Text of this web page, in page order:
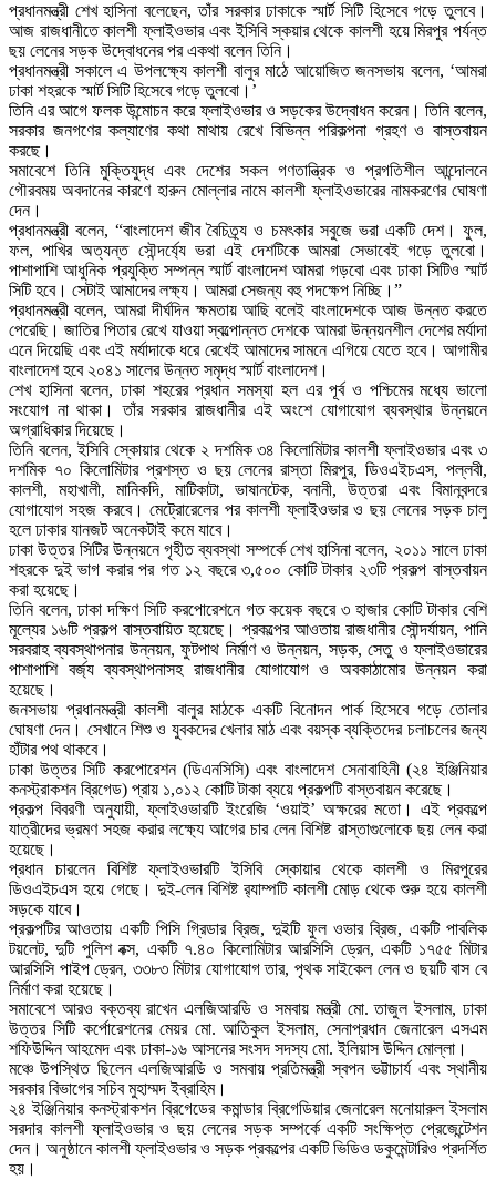
প্রধানমন্ত্রী শেখ হাসিনা বলেছেন, তাঁর সরকার ঢাকাকে স্মার্ট সিটি হিসেবে গড়ে তুলবে।
আজ রাজধানীতে কালশী ফ্লাইওভার এবং ইসিবি স্কয়ার থেকে কালশী হয়ে মিরপুর পর্যন্ত
ছয় লেনের সড়ক উদ্বোধনের পর একথা বলেন তিনি।
প্রধানমন্ত্রী সকালে এ উপলক্ষ্যে কালশী বালুর মাঠে আয়োজিত জনসভায় বলেন, ‘আমরা
ঢাকা শহরকে স্মার্ট সিটি হিসেবে গড়ে তুলবো।’
তিনি এর আগে ফলক উন্মোচন করে ফ্লাইওভার ও সড়কের উদ্বোধন করেন। তিনি বলেন,
সরকার জনগণের কল্যাণের কথা মাথায় রেখে বিভিন্ন পরিকল্পনা গ্রহণ ও বাস্তবায়ন
করছে।
সমাবেশে তিনি মুক্তিযুদ্ধ এবং দেশের সকল গণতান্ত্রিক ও প্রগতিশীল আন্দোলনে
গৌরবময় অবদানের কারণে হারুন মোল্লার নামে কালশী ফ্লাইওভারের নামকরণের ঘোষণা
দেন।
প্রধানমন্ত্রী বলেন, “বাংলাদেশ জীব বৈচিত্র্য ও চমৎকার সবুজে ভরা একটি দেশ। ফুল,
ফল, পাখির অত্যন্ত সৌন্দর্য্যে ভরা এই দেশটিকে আমরা সেভাবেই গড়ে তুলবো।
পাশাপাশি আধুনিক প্রযুক্তি সম্পন্ন স্মার্ট বাংলাদেশ আমরা গড়বো এবং ঢাকা সিটিও স্মার্ট
সিটি হবে। সেটাই আমাদের লক্ষ্য। আমরা সেজন্য বহু পদক্ষেপ নিচ্ছি।”
প্রধানমন্ত্রী বলেন, আমরা দীর্ঘদিন ক্ষমতায় আছি বলেই বাংলাদেশকে আজ উন্নত করতে
পেরেছি। জাতির পিতার রেখে যাওয়া স্বল্পোন্নত দেশকে আমরা উন্নয়নশীল দেশের মর্যাদা
এনে দিয়েছি এবং এই মর্যাদাকে ধরে রেখেই আমাদের সামনে এগিয়ে যেতে হবে। আগামীর
বাংলাদেশ হবে ২০৪১ সালের উন্নত সমৃদ্ধ স্মার্ট বাংলাদেশ।
শেখ হাসিনা বলেন, ঢাকা শহরের প্রধান সমস্যা হল এর পূর্ব ও পশ্চিমের মধ্যে ভালো
সংযোগ না থাকা। তাঁর সরকার রাজধানীর এই অংশে যোগাযোগ ব্যবস্থার উন্নয়নে
অগ্রাধিকার দিয়েছে।
তিনি বলেন, ইসিবি স্কোয়ার থেকে ২ দশমিক ৩৪ কিলোমিটার কালশী ফ্লাইওভার এবং ৩
দশমিক ৭০ কিলোমিটার প্রশস্ত ও ছয় লেনের রাস্তা মিরপুর, ডিওএইচএস, পল্লবী,
কালশী, মহাখালী, মানিকদি, মাটিকাটা, ভাষানটেক, বনানী, উত্তরা এবং বিমানবন্দরে
যোগাযোগ সহজ করবে। মেট্রোরেলের পর কালশী ফ্লাইওভার ও ছয় লেনের সড়ক চালু
হলে ঢাকার যানজট অনেকটাই কমে যাবে।
ঢাকা উত্তর সিটির উন্নয়নে গৃহীত ব্যবস্থা সম্পর্কে শেখ হাসিনা বলেন, ২০১১ সালে ঢাকা
শহরকে দুই ভাগ করার পর গত ১২ বছরে ৩,৫০০ কোটি টাকার ২৩টি প্রকল্প বাস্তবায়ন
করা হয়েছে।
তিনি বলেন, ঢাকা দক্ষিণ সিটি করপোরেশনে গত কয়েক বছরে ৩ হাজার কোটি টাকার বেশি
মূল্যের ১৬টি প্রকল্প বাস্তবায়িত হয়েছে। প্রকল্পের আওতায় রাজধানীর সৌন্দর্যায়ন, পানি
সরবরাহ ব্যবস্থাপনার উন্নয়ন, ফুটপাথ নির্মাণ ও উন্নয়ন, সড়ক, সেতু ও ফ্লাইওভারের
পাশাপাশি বর্জ্য ব্যবস্থাপনাসহ রাজধানীর যোগাযোগ ও অবকাঠামোর উন্নয়ন করা
হয়েছে।
জনসভায় প্রধানমন্ত্রী কালশী বালুর মাঠকে একটি বিনোদন পার্ক হিসেবে গড়ে তোলার
ঘোষণা দেন। সেখানে শিশু ও যুবকদের খেলার মাঠ এবং বয়স্ক ব্যক্তিদের চলাচলের জন্য
হাঁটার পথ থাকবে।
ঢাকা উত্তর সিটি করপোরেশন (ডিএনসিসি) এবং বাংলাদেশ সেনাবাহিনী (২৪ ইঞ্জিনিয়ার
কনস্ট্রাকশন ব্রিগেড) প্রায় ১,০১২ কোটি টাকা ব্যয়ে প্রকল্পটি বাস্তবায়ন করেছে।
প্রকল্প বিবরণী অনুযায়ী, ফ্লাইওভারটি ইংরেজি ‘ওয়াই’ অক্ষরের মতো। এই প্রকল্পে
যাত্রীদের ভ্রমণ সহজ করার লক্ষ্যে আগের চার লেন বিশিষ্ট রাস্তাগুলোকে ছয় লেন করা
হয়েছে।
প্রধান চারলেন বিশিষ্ট ফ্লাইওভারটি ইসিবি স্কোয়ার থেকে কালশী ও মিরপুরের
ডিওএইচএস হয়ে গেছে। দুই-লেন বিশিষ্ট র‌্যাম্পটি কালশী মোড় থেকে শুরু হয়ে কালশী
সড়কে যাবে।
প্রকল্পটির আওতায় একটি পিসি গ্রিডার ব্রিজ, দুইটি ফুল ওভার ব্রিজ, একটি পাবলিক
টয়লেট, দুটি পুলিশ বক্স, একটি ৭.৪০ কিলোমিটার আরসিসি ড্রেন, একটি ১৭৫৫ মিটার
আরসিসি পাইপ ড্রেন, ৩৩৮৩ মিটার যোগাযোগ তার, পৃথক সাইকেল লেন ও ছয়টি বাস বে
নির্মাণ করা হয়েছে।
সমাবেশে আরও বক্তব্য রাখেন এলজিআরডি ও সমবায় মন্ত্রী মো. তাজুল ইসলাম, ঢাকা
উত্তর সিটি কর্পোরেশনের মেয়র মো. আতিকুল ইসলাম, সেনাপ্রধান জেনারেল এসএম
শফিউদ্দিন আহমেদ এবং ঢাকা-১৬ আসনের সংসদ সদস্য মো. ইলিয়াস উদ্দিন মোল্লা।
মঞ্চে উপস্থিত ছিলেন এলজিআরডি ও সমবায় প্রতিমন্ত্রী স্বপন ভট্টাচার্য এবং স্থানীয়
সরকার বিভাগের সচিব মুহাম্মদ ইব্রাহিম।
২৪ ইঞ্জিনিয়ার কনস্ট্রাকশন ব্রিগেডের কমান্ডার ব্রিগেডিয়ার জেনারেল মনোয়ারুল ইসলাম
সরদার কালশী ফ্লাইওভার ও ছয় লেনের সড়ক সম্পর্কে একটি সংক্ষিপ্ত প্রেজেন্টেশন
দেন। অনুষ্ঠানে কালশী ফ্লাইওভার ও সড়ক প্রকল্পের একটি ভিডিও ডকুমেন্টারিও প্রদর্শিত
হয়।